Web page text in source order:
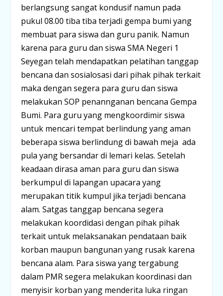
berlangsung sangat kondusif namun pada
pukul 08.00 tiba tiba terjadi gempa bumi yang
membuat para siswa dan guru panik. Namun
karena para guru dan siswa SMA Negeri 1
Seyegan telah mendapatkan pelatihan tanggap
bencana dan sosialosasi dari pihak pihak terkait
maka dengan segera para guru dan siswa
melakukan SOP penannganan bencana Gempa
Bumi. Para guru yang mengkoordimir siswa
untuk mencari tempat berlindung yang aman
beberapa siswa berlindung di bawah meja ada
pula yang bersandar di lemari kelas. Setelah
keadaan dirasa aman para guru dan siswa
berkumpul di lapangan upacara yang
merupakan titik kumpul jika terjadi bencana
alam. Satgas tanggap bencana segera
melakukan koordidasi dengan pihak pihak
terkait untuk melaksanakan pendataan baik
korban maupun bangunan yang rusak karena
bencana alam. Para siswa yang tergabung
dalam PMR segera melakukan koordinasi dan
menyisir korban yang menderita luka ringan